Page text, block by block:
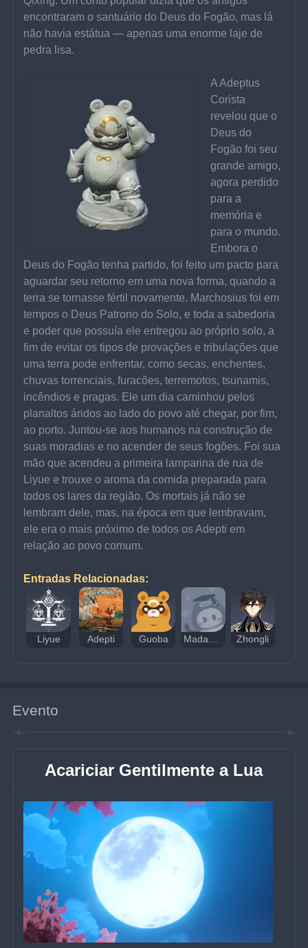
encontraram o santuário do Deus do Fogão, mas lá
não havia estátua — apenas uma enorme laje de
pedra lisa.
A Adeptus
Corista
revelou que o
Deus do
Fogão foi seu
grande amigo,
agora perdido
para a
memória e
para o mundo.
Embora o
Deus do Fogão tenha partido, foi feito um pacto para
aguardar seu retorno em uma nova forma, quando a
terra se tornasse fértil novamente. Marchosius foi em
tempos o Deus Patrono do Solo, e toda a sabedoria
e poder que possuía ele entregou ao próprio solo, a
fim de evitar os tipos de provações e tribulações que
uma terra pode enfrentar, como secas, enchentes,
chuvas torrenciais, furacões, terremotos, tsunamis,
incêndios e pragas. Ele um dia caminhou pelos
planaltos áridos ao lado do povo até chegar, por fim,
ao porto. Juntou-se aos humanos na construção de
suas moradias e no acender de seus fogões. Foi sua
mão que acendeu a primeira lamparina de rua de
Liyue e trouxe o aroma da comida preparada para
todos os lares da região. Os mortais já não se
lembram dele, mas, na época em que lembravam,
ele era o mais próximo de todos os Adepti em
relação ao povo comum.
Entradas Relacionadas:
Liyue Adepti Guoba Madame Ping Zhongli
Evento
Acariciar Gentilmente a Lua